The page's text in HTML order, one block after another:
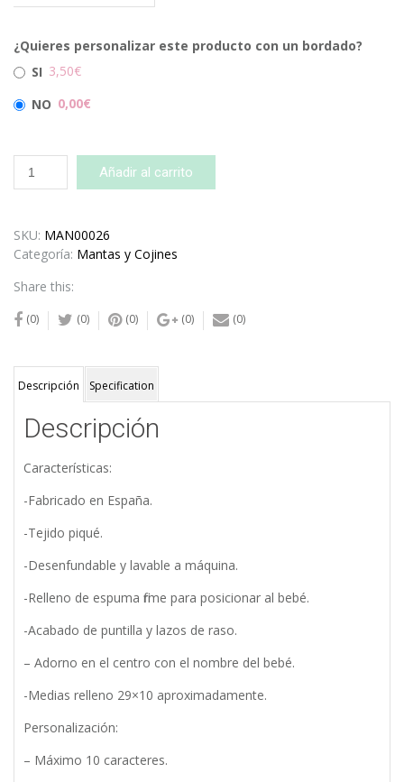
¿Quieres personalizar este producto con un bordado?
SI 3,50€
NO 0,00€
Antivuelco
cantidad
Añadir al carrito
SKU: MAN00026
Categoría: Mantas y Cojines
Share this:
(0) (0) (0) (0) (0)
Descripción Specification
Descripción
Características:
-Fabricado en España.
-Tejido piqué.
-Desenfundable y lavable a máquina.
-Relleno de espuma firme para posicionar al bebé.
-Acabado de puntilla y lazos de raso.
– Adorno en el centro con el nombre del bebé.
-Medias relleno 29×10 aproximadamente.
Personalización:
– Máximo 10 caracteres.